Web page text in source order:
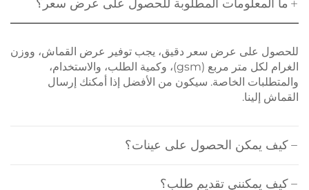
ما المعلومات المطلوبة للحصول على عرض سعر؟
للحصول على عرض سعر دقيق، يجب توفير عرض القماش، ووزن
الغرام لكل متر مربع (gsm)، وكمية الطلب، والاستخدام،
والمتطلبات الخاصة. سيكون من الأفضل إذا أمكنك إرسال
القماش إلينا.
كيف يمكن الحصول على عينات؟
كيف يمكنني تقديم طلب؟